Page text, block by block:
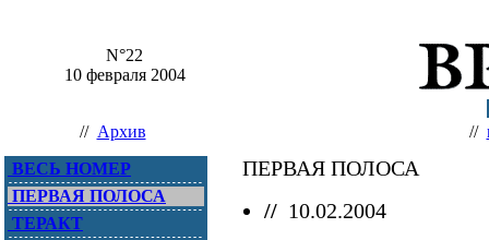
N°22
10 февраля 2004
// Архив //
ВЕСЬ НОМЕР
ПЕРВАЯ ПОЛОСА
ТЕРАКТ
ПЕРВАЯ ПОЛОСА
// 10.02.2004